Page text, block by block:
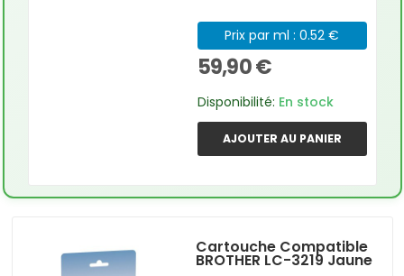
Prix par ml : 0.52 €
59,90 €
Disponibilité: En stock
AJOUTER AU PANIER
Cartouche Compatible
BROTHER LC-3219 Jaune